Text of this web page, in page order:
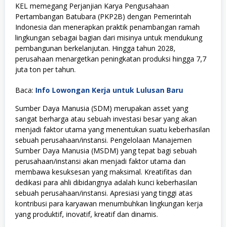
KEL memegang Perjanjian Karya Pengusahaan
Pertambangan Batubara (PKP2B) dengan Pemerintah
Indonesia dan menerapkan praktik penambangan ramah
lingkungan sebagai bagian dari misinya untuk mendukung
pembangunan berkelanjutan. Hingga tahun 2028,
perusahaan menargetkan peningkatan produksi hingga 7,7
juta ton per tahun.
Baca: Info Lowongan Kerja untuk Lulusan Baru
Sumber Daya Manusia (SDM) merupakan asset yang
sangat berharga atau sebuah investasi besar yang akan
menjadi faktor utama yang menentukan suatu keberhasilan
sebuah perusahaan/instansi. Pengelolaan Manajemen
Sumber Daya Manusia (MSDM) yang tepat bagi sebuah
perusahaan/instansi akan menjadi faktor utama dan
membawa kesuksesan yang maksimal. Kreatifitas dan
dedikasi para ahli dibidangnya adalah kunci keberhasilan
sebuah perusahaan/instansi. Apresiasi yang tinggi atas
kontribusi para karyawan menumbuhkan lingkungan kerja
yang produktif, inovatif, kreatif dan dinamis.